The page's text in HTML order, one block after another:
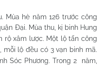
Mùa hè năm 126 trước công
Đại. Mùa thu, kị binh Hung
rộ xâm lược. Một lộ tấn công
, mỗi lộ đều có 3 vạn binh mã.
Sóc Phương. Trong 2 năm,